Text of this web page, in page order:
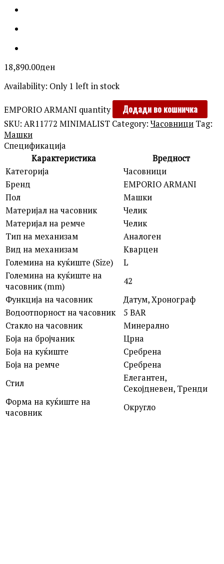
18,890.00ден
Availability: Only 1 left in stock
EMPORIO ARMANI quantity Додади во кошничка
SKU: AR11772 MINIMALIST Category: Часовници Tag:
Машки
Спецификација
Карактеристика
Вредност
Категорија
Часовници
Бренд
EMPORIO ARMANI
Пол
Машки
Материјал на часовник
Челик
Материјал на ремче
Челик
Тип на механизам
Аналоген
Вид на механизам
Кварцен
Големина на куќиште (Size)
L
Големина на куќиште на
часовник (mm)
42
Функција на часовник
Датум, Хронограф
Водоотпорност на часовник
5 BAR
Стакло на часовник
Минерално
Боја на бројчаник
Црна
Боја на куќиште
Сребрена
Боја на ремче
Сребрена
Стил
Елегантен,
Секојдневен, Тренди
Форма на куќиште на
часовник
Округло